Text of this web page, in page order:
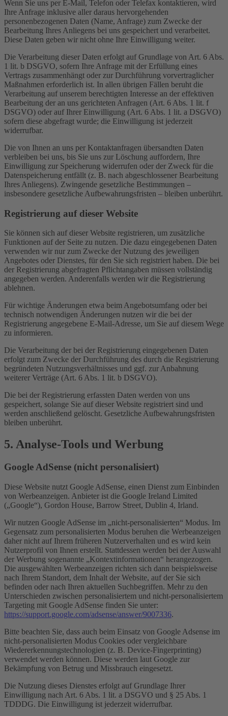
Wenn Sie uns per E-Mail, Telefon oder Telefax kontaktieren, wird
Ihre Anfrage inklusive aller daraus hervorgehenden
personenbezogenen Daten (Name, Anfrage) zum Zwecke der
Bearbeitung Ihres Anliegens bei uns gespeichert und verarbeitet.
Diese Daten geben wir nicht ohne Ihre Einwilligung weiter.
Die Verarbeitung dieser Daten erfolgt auf Grundlage von Art. 6 Abs.
1 lit. b DSGVO, sofern Ihre Anfrage mit der Erfüllung eines
Vertrags zusammenhängt oder zur Durchführung vorvertraglicher
Maßnahmen erforderlich ist. In allen übrigen Fällen beruht die
Verarbeitung auf unserem berechtigten Interesse an der effektiven
Bearbeitung der an uns gerichteten Anfragen (Art. 6 Abs. 1 lit. f
DSGVO) oder auf Ihrer Einwilligung (Art. 6 Abs. 1 lit. a DSGVO)
sofern diese abgefragt wurde; die Einwilligung ist jederzeit
widerrufbar.
Die von Ihnen an uns per Kontaktanfragen übersandten Daten
verbleiben bei uns, bis Sie uns zur Löschung auffordern, Ihre
Einwilligung zur Speicherung widerrufen oder der Zweck für die
Datenspeicherung entfällt (z. B. nach abgeschlossener Bearbeitung
Ihres Anliegens). Zwingende gesetzliche Bestimmungen –
insbesondere gesetzliche Aufbewahrungsfristen – bleiben unberührt.
Registrierung auf dieser Website
Sie können sich auf dieser Website registrieren, um zusätzliche
Funktionen auf der Seite zu nutzen. Die dazu eingegebenen Daten
verwenden wir nur zum Zwecke der Nutzung des jeweiligen
Angebotes oder Dienstes, für den Sie sich registriert haben. Die bei
der Registrierung abgefragten Pflichtangaben müssen vollständig
angegeben werden. Anderenfalls werden wir die Registrierung
ablehnen.
Für wichtige Änderungen etwa beim Angebotsumfang oder bei
technisch notwendigen Änderungen nutzen wir die bei der
Registrierung angegebene E-Mail-Adresse, um Sie auf diesem Wege
zu informieren.
Die Verarbeitung der bei der Registrierung eingegebenen Daten
erfolgt zum Zwecke der Durchführung des durch die Registrierung
begründeten Nutzungsverhältnisses und ggf. zur Anbahnung
weiterer Verträge (Art. 6 Abs. 1 lit. b DSGVO).
Die bei der Registrierung erfassten Daten werden von uns
gespeichert, solange Sie auf dieser Website registriert sind und
werden anschließend gelöscht. Gesetzliche Aufbewahrungsfristen
bleiben unberührt.
5. Analyse-Tools und Werbung
Google AdSense (nicht personalisiert)
Diese Website nutzt Google AdSense, einen Dienst zum Einbinden
von Werbeanzeigen. Anbieter ist die Google Ireland Limited
(„Google“), Gordon House, Barrow Street, Dublin 4, Irland.
Wir nutzen Google AdSense im „nicht-personalisierten“ Modus. Im
Gegensatz zum personalisierten Modus beruhen die Werbeanzeigen
daher nicht auf Ihrem früheren Nutzerverhalten und es wird kein
Nutzerprofil von Ihnen erstellt. Stattdessen werden bei der Auswahl
der Werbung sogenannte „Kontextinformationen“ herangezogen.
Die ausgewählten Werbeanzeigen richten sich dann beispielsweise
nach Ihrem Standort, dem Inhalt der Website, auf der Sie sich
befinden oder nach Ihren aktuellen Suchbegriffen. Mehr zu den
Unterschieden zwischen personalisiertem und nicht-personalisiertem
Targeting mit Google AdSense finden Sie unter:
https://support.google.com/adsense/answer/9007336.
Bitte beachten Sie, dass auch beim Einsatz von Google Adsense im
nicht-personalisierten Modus Cookies oder vergleichbare
Wiedererkennungstechnologien (z. B. Device-Fingerprinting)
verwendet werden können. Diese werden laut Google zur
Bekämpfung von Betrug und Missbrauch eingesetzt.
Die Nutzung dieses Dienstes erfolgt auf Grundlage Ihrer
Einwilligung nach Art. 6 Abs. 1 lit. a DSGVO und § 25 Abs. 1
TDDDG. Die Einwilligung ist jederzeit widerrufbar.